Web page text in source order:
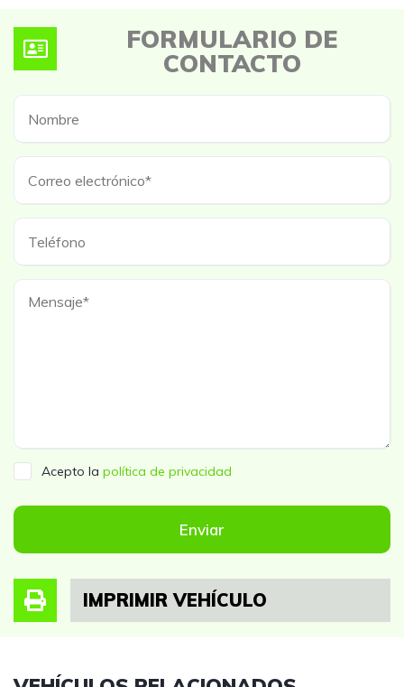
FORMULARIO DE
CONTACTO
Acepto la política de privacidad
Enviar
IMPRIMIR VEHÍCULO